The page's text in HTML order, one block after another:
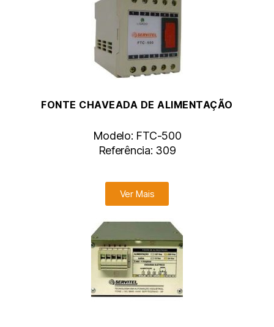
FONTE CHAVEADA DE ALIMENTAÇÃO
Modelo: FTC-500
Referência: 309
Ver Mais